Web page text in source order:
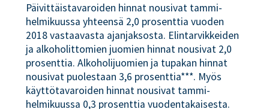
Päivittäistavaroiden hinnat nousivat tammi-
helmikuussa yhteensä 2,0 prosenttia vuoden
2018 vastaavasta ajanjaksosta. Elintarvikkeiden
ja alkoholittomien juomien hinnat nousivat 2,0
prosenttia. Alkoholijuomien ja tupakan hinnat
nousivat puolestaan 3,6 prosenttia***. Myös
käyttötavaroiden hinnat nousivat tammi-
helmikuussa 0,3 prosenttia vuodentakaisesta.